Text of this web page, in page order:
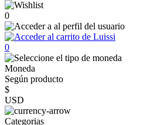
0
0
Moneda
Según producto
$
USD
Categorias